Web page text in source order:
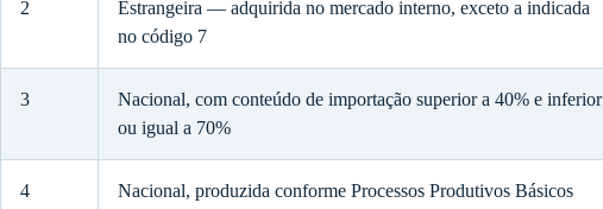
2
Estrangeira — adquirida no mercado interno, exceto a indicada
no código 7
3
Nacional, com conteúdo de importação superior a 40% e inferior
ou igual a 70%
4 Nacional, produzida conforme Processos Produtivos Básicos